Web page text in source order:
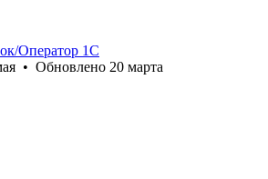
Оператор 1С
• Обновлено 20 марта